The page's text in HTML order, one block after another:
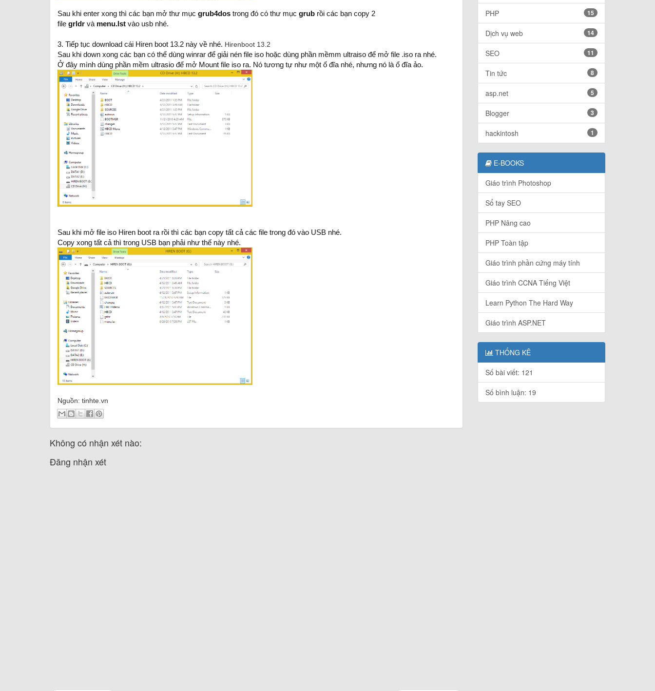
Sau khi enter xong thì các bạn mở thư mục grub4dos trong đó có thư mục grub rồi các bạn copy 2
file grldr và menu.lst vào usb nhé.
3. Tiếp tục download cái Hiren boot 13.2 này về nhé. Hirenboot 13.2
Sau khi down xong các bạn có thể dùng winrar để giải nén file iso hoặc dùng phần mềmm ultraiso để mở file .iso ra nhé.
Ở đây mình dùng phần mềm ultrasio để mở Mount file iso ra. Nó tương tự như một ổ đĩa nhé, nhưng nó là ổ đĩa ảo.
Sau khi mở file iso Hiren boot ra rồi thì các bạn copy tất cả các file trong đó vào USB nhé.
Copy xong tất cả thì trong USB bạn phải như thế này nhé.
Nguồn: tinhte.vn
Không có nhận xét nào:
Đăng nhận xét
PHP 15
Dịch vụ web 14
SEO 11
Tin tức 8
asp.net 5
Blogger 3
hackintosh 1
E-BOOKS
Giáo trình Photoshop
Sổ tay SEO
PHP Nâng cao
PHP Toàn tập
Giáo trình phần cứng máy tính
Giáo trình CCNA Tiếng Việt
Learn Python The Hard Way
Giáo trình ASP.NET
THỐNG KÊ
Số bài viết: 121
Số bình luận: 19